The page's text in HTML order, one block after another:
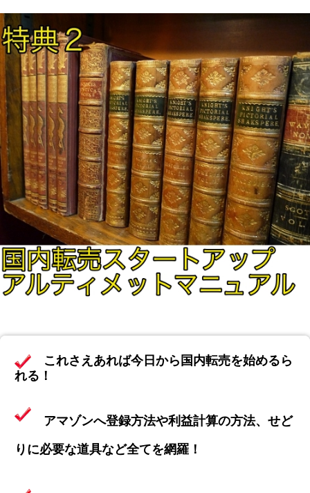
これさえあれば今日から 国内転売を始めるら
れる！
アマゾンへ登録方法や利益計算の方法、せど
りに必要な道具など全てを網羅！